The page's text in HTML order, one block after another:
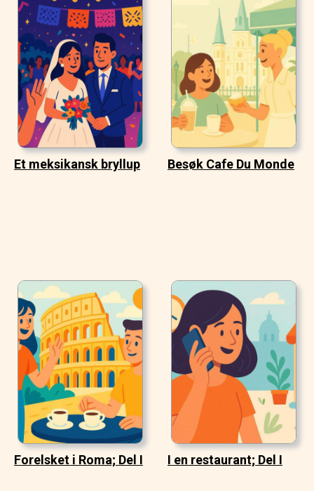
Et meksikansk bryllup Besøk Cafe Du Monde
Forelsket i Roma; Del I I en restaurant; Del I